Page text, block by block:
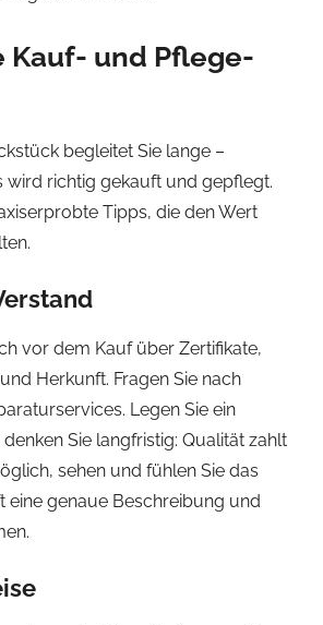
Kauf- und Pflege-
begleitet Sie lange –
wird richtig gekauft und gepflegt.
Tipps, die den Wert
vor dem Kauf über Zertifikate,
Herkunft. Fragen Sie nach
Legen Sie ein
Sie langfristig: Qualität zahlt
sehen und fühlen Sie das
eine genaue Beschreibung und